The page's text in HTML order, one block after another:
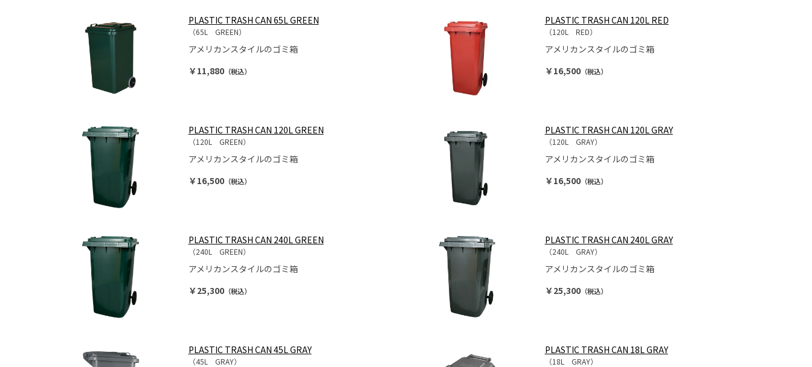
PLASTIC TRASH CAN 65L GREEN
（65L GREEN）
アメリカンスタイルのゴミ箱
￥11,880（税込）
PLASTIC TRASH CAN 120L RED
（120L RED）
アメリカンスタイルのゴミ箱
￥16,500（税込）
PLASTIC TRASH CAN 120L GREEN
（120L GREEN）
アメリカンスタイルのゴミ箱
￥16,500（税込）
PLASTIC TRASH CAN 120L GRAY
（120L GRAY）
アメリカンスタイルのゴミ箱
￥16,500（税込）
PLASTIC TRASH CAN 240L GREEN
（240L GREEN）
アメリカンスタイルのゴミ箱
￥25,300（税込）
PLASTIC TRASH CAN 240L GRAY
（240L GRAY）
アメリカンスタイルのゴミ箱
￥25,300（税込）
PLASTIC TRASH CAN 45L GRAY
（45L GRAY）
PLASTIC TRASH CAN 18L GRAY
（18L GRAY）